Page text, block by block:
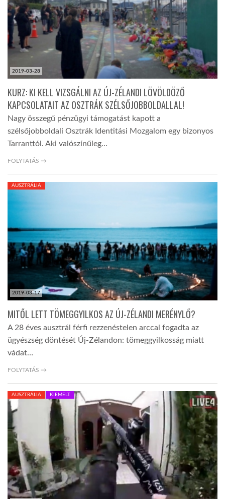
2019-03-28
KURZ: KI KELL VIZSGÁLNI AZ ÚJ-ZÉLANDI LÖVÖLDÖZŐ
KAPCSOLATAIT AZ OSZTRÁK SZÉLSŐJOBBOLDALLAL!
Nagy összegű pénzügyi támogatást kapott a
szélsőjobboldali Osztrák Identitási Mozgalom egy bizonyos
Tarranttól. Aki valószínűleg…
FOLYTATÁS →
2019-03-17
AUSZTRÁLIA
MITŐL LETT TÖMEGGYILKOS AZ ÚJ-ZÉLANDI MERÉNYLŐ?
A 28 éves ausztrál férfi rezzenéstelen arccal fogadta az
ügyészség döntését Új-Zélandon: tömeggyilkosság miatt
vádat…
FOLYTATÁS →
AUSZTRÁLIA KIEMELT